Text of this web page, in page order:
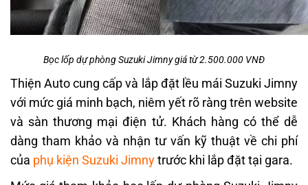
Bọc lốp dự phòng Suzuki Jimny giá từ 2.500.000 VNĐ
Thiện Auto cung cấp và lắp đặt lều mái Suzuki Jimny
với mức giá minh bạch, niêm yết rõ ràng trên website
và sàn thương mại điện tử. Khách hàng có thể dễ
dàng tham khảo và nhận tư vấn kỹ thuật về chi phí
của phụ kiện Suzuki Jimnytrước khi lắp đặt tại gara.